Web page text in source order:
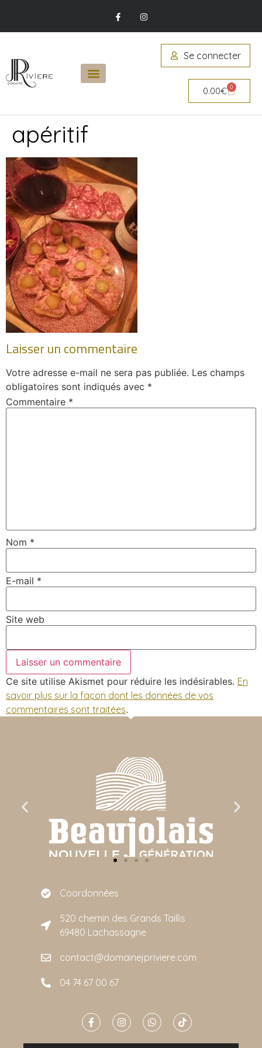
Se connecter
0.00€ 0
apéritif
Laisser un commentaire
Votre adresse e-mail ne sera pas publiée. Les champs
obligatoires sont indiqués avec *
Commentaire *
Nom *
E-mail *
Site web
Ce site utilise Akismet pour réduire les indésirables. En
savoir plus sur la façon dont les données de vos
commentaires sont traitées.
Coordonnées
520 chemin des Grands Taillis
69480 Lachassagne
contact@domainejpriviere.com
04 74 67 00 67